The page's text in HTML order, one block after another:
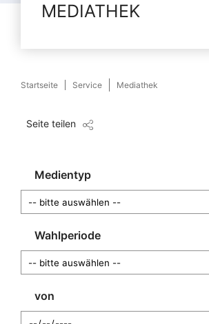
MEDIATHEK
Startseite Service Mediathek
Seite teilen
Medientyp
Wahlperiode
von